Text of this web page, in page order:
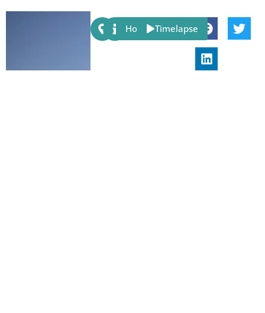
Share:
Host Timelapse